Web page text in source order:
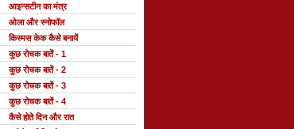
आइन्सटीन का मंत्र
ओला और स्नोफॉल
किस्मस केक कैसे बनायें
कुछ रोचक बातें - 1
कुछ रोचक बातें - 2
कुछ रोचक बातें - 3
कुछ रोचक बातें - 4
कैसे होते दिन और रात